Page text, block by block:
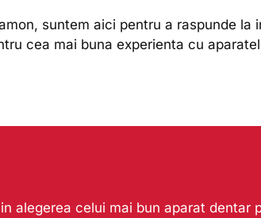
suntem aici pentru a raspunde la
cea mai buna experienta cu
alegerea celui mai bun aparat dentar